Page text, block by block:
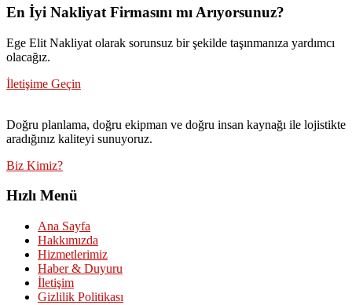
En İyi Nakliyat Firmasını mı Arıyorsunuz?
Ege Elit Nakliyat olarak sorunsuz bir şekilde taşınmanıza yardımcı
olacağız.
İletişime Geçin
Doğru planlama, doğru ekipman ve doğru insan kaynağı ile lojistikte
aradığınız kaliteyi sunuyoruz.
Biz Kimiz?
Hızlı Menü
Ana Sayfa
Hakkımızda
Hizmetlerimiz
Haber & Duyuru
İletişim
Gizlilik Politikası